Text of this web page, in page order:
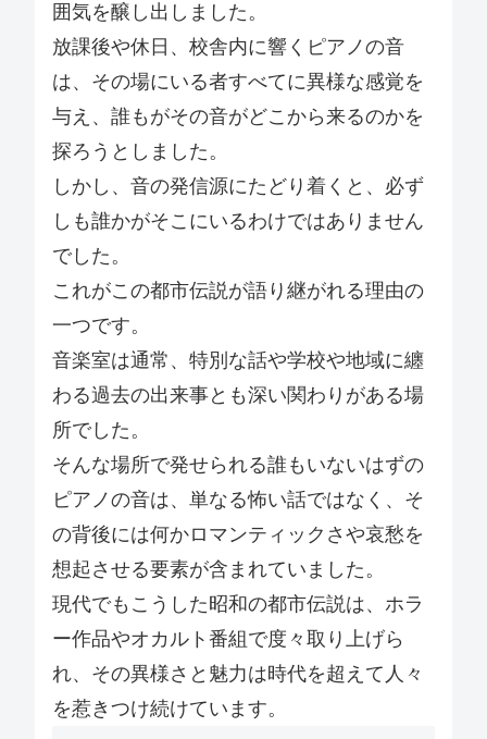
囲気を醸し出しました。
放課後や休日、校舎内に響くピアノの音
は、その場にいる者すべてに異様な感覚を
与え、誰もがその音がどこから来るのかを
探ろうとしました。
しかし、音の発信源にたどり着くと、必ず
しも誰かがそこにいるわけではありません
でした。
これがこの都市伝説が語り継がれる理由の
一つです。
音楽室は通常、特別な話や学校や地域に纏
わる過去の出来事とも深い関わりがある場
所でした。
そんな場所で発せられる誰もいないはずの
ピアノの音は、単なる怖い話ではなく、そ
の背後には何かロマンティックさや哀愁を
想起させる要素が含まれていました。
現代でもこうした昭和の都市伝説は、ホラ
ー作品やオカルト番組で度々取り上げら
れ、その異様さと魅力は時代を超えて人々
を惹きつけ続けています。